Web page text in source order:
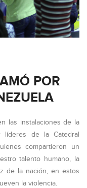
POR
las instalaciones de la
líderes de la Catedral
compartieron un
talento humano, la
de la nación, en estos
la violencia.